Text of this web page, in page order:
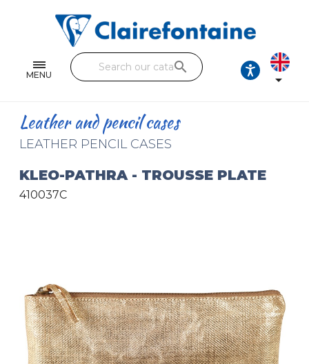
MENU
Single and double sheets
Fine arts
Handicraft
Pencil cases & Leather goods
search

Leather and pencil cases
LEATHER PENCIL CASES
KLEO-PATHRA - TROUSSE PLATE
410037C